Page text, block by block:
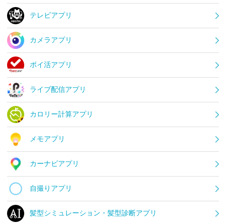
テレビアプリ
カメラアプリ
ポイ活アプリ
ライブ配信アプリ
カロリー計算アプリ
メモアプリ
カーナビアプリ
自撮りアプリ
髪型シミュレーション・髪型診断アプリ